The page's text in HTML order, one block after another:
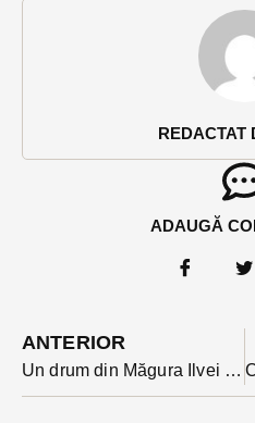
REDACTAT
ADAUGĂ
ANTERIOR
Un drum din Măgura Ilvei inundat din nou pe două segmente după ce Pârăul Ilva s-a revărsat